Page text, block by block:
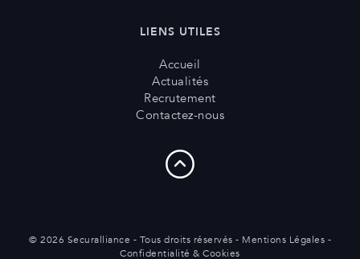
LIENS UTILES
Accueil
Actualités
Recrutement
Contactez-nous
© 2026 Securalliance - Tous droits réservés - Mentions Légales -
Confidentialité & Cookies